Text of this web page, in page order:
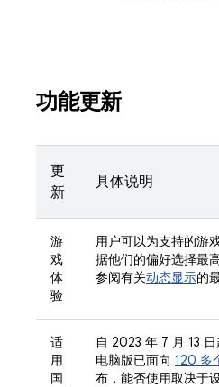
功能更新
更
新
具体说明
游
戏
体
验
用户可以为支持的游
据他们的偏好选择最
参阅有关动态显示的
适
用
国
自 2023 年 7 月 13
电脑版已面向 120 多
布，能否使用取决于